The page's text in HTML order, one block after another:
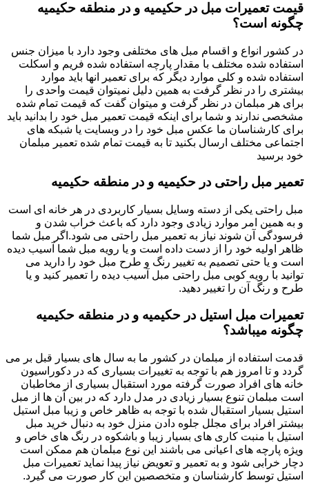
قیمت تعمیرات مبل در حکیمیه و در منطقه حکیمیه
چگونه است؟
در کشور انواع و اقسام مبل های مختلفی وجود دارد با میزان جنس
استفاده شده مختلف با مقدار پارچه استفاده شده فریم و اسکلت
استفاده شده و کلی موارد دیگر که برای تعمیر انها باید موارد
بیشتری را در نظر گرفت به همین دلیل نمیتوان قیمت واحدی را
برای هر مبلمان در نظر گرفت و میتوان گفت که قیمت تمام شده
مشخصی ندارند و شما برای اینکه قیمت تعمیر مبل خود را بدانید باید
برای کارشناسان ما عکس مبل خود را در وبسایت یا شبکه های
اجتماعی مختلف ارسال بکنید تا به قیمت تمام شده تعمیر مبلمان
خود برسید
تعمیر مبل راحتی در حکیمیه و در منطقه حکیمیه
مبل راحتی یکی از دسته وسایل بسیار کاربردی در هر خانه ای است
و به همین امر موارد زیادی وجود دارد که باعث خراب شدن و
فرسودگی آن شوند نیاز به تعمیر مبل راحتی می شود.اگر مبل شما
ظاهر اولیه خود را از دست داده است و یا رویه مبل شما آسیب دیده
است و یا حتی تصمیم به تغییر رنگ و طرح مبل خود را دارید می
توانید با رویه کوبی مبل راحتی مبل آسیب دیده را تعمیر کنید و یا
طرح و رنگ آن را تغییر دهید.
تعمیرات مبل استیل در حکیمیه و در منطقه حکیمیه
چگونه میباشد؟
قدمت استفاده از مبلمان در کشور ما به سال های بسیار قبل بر می
گردد و تا امروز هم با توجه به تغییرات بسیاری که در دکوراسیون
خانه های افراد صورت گرفته مورد استقبال بسیاری از مخاطبان
است مبلمان تنوع بسیار زیادی در مدل دارد که در بین آن ها از مبل
استیل بسیار استقبال شده با توجه به ظاهر خاص و زیبا مبل استیل
بیشتر افراد برای مجلل جلوه دادن منزل خود به دنبال خرید مبل
استیل با منبت کاری های بسیار زیبا و باشکوه در رنگ های خاص و
ویژه پارچه های اعیانی می باشند این نوع مبلمان هم ممکن است
دچار خرابی شود و به تعمیر و تعویض نیاز پیدا نماید تعمیرات مبل
استیل توسط کارشناسان و متخصصین این کار صورت می گیرد.